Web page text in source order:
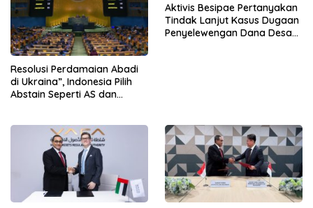
Resolusi Perdamaian Abadi
di Ukraina”, Indonesia Pilih
Abstain Seperti AS dan
Aktivis Besipae Pertanyakan
Tindak Lanjut Kasus Dugaan
Penyelewengan Dana Desa